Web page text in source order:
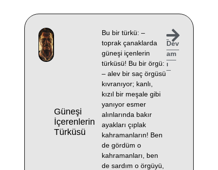
Güneşi
İçerenlerin
Türküsü
Bu bir türkü: –
toprak çanaklarda
güneşi içenlerin
türküsü! Bu bir örgü:
– alev bir saç örgüsü
kıvranıyor; kanlı,
kızıl bir meşale gibi
yanıyor esmer
alınlarında bakır
ayakları çıplak
kahramanların! Ben
de gördüm o
kahramanları, ben
de sardım o örgüyü,
Dev
am
ı